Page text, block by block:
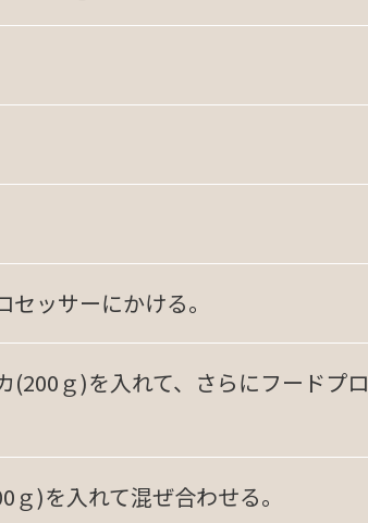
ッサーにかける。
ｇ)を入れて、さらにフードプロ
)を入れて混ぜ合わせる。